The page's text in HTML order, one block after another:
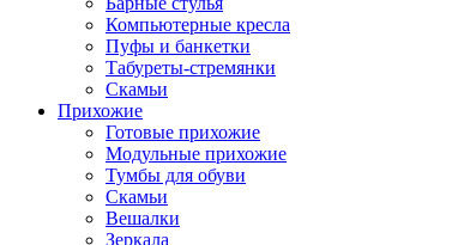
Компьютерные кресла
Пуфы и банкетки
Табуреты-стремянки
Скамьи
Прихожие
Готовые прихожие
Модульные прихожие
Тумбы для обуви
Скамьи
Вешалки
Зеркала